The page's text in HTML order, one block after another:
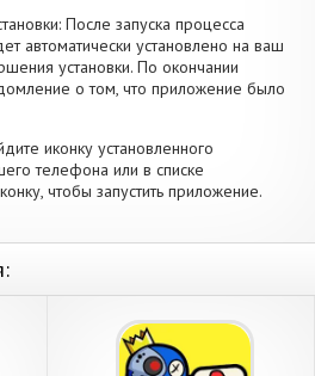
После запуска процесса
автоматически установлено на ваш
установки. По окончании
о том, что приложение было
иконку установленного
телефона или в списке
чтобы запустить приложение.